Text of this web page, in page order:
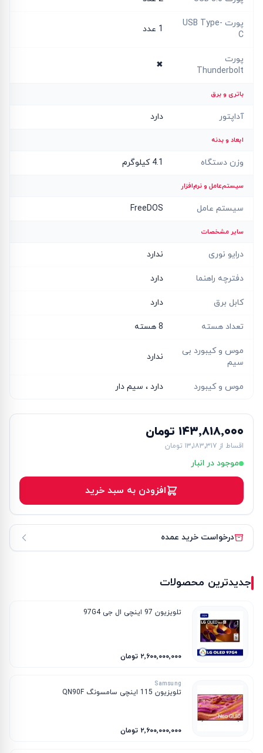
پورت USB Type-
C
1 عدد
پورت
Thunderbolt
✖
باتری و برق
آداپتور دارد
ابعاد و بدنه
وزن دستگاه 4.1 کیلوگرم
سیستم‌عامل و نرم‌افزار
سیستم عامل FreeDOS
سایر مشخصات
درایو نوری ندارد
دفترچه راهنما دارد
کابل برق دارد
تعداد هسته 8 هسته
موس و کیبورد بی
سیم
ندارد
موس و کیبورد دارد ، سیم دار
۱۴۳٬۸۱۸٬۰۰۰ تومان
اقساط از ۱۳٬۱۸۳٬۳۱۷ تومان
موجود در انبار
افزودن به سبد خرید
درخواست خرید عمده
جدیدترین محصولات
تلویزیون 97 اینچی ال جی 97G4
۲٬۶۰۰٬۰۰۰٬۰۰۰ تومان
Samsung
تلویزیون 115 اینچی سامسونگ QN90F
۲٬۶۰۰٬۰۰۰٬۰۰۰ تومان